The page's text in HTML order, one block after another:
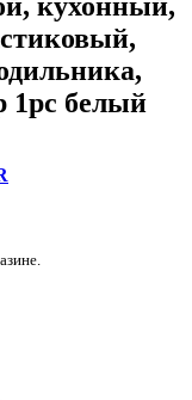
кухонный,
1pc белый